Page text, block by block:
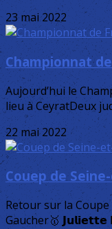
23 mai 2022
Championnat
Aujourd’hui le
lieu à CeyratDeux
22 mai 2022
Couep de
Retour sur la Coupe
Gaucher🥇